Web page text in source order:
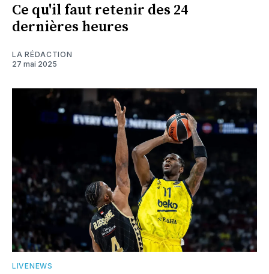
Ce qu'il faut retenir des 24
dernières heures
LA RÉDACTION
27 mai 2025
LIVENEWS